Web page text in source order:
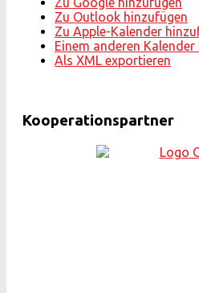
Zu Outlook hinzufügen
Zu Apple-Kalender
Einem anderen
Als XML exportieren
Kooperationspartner